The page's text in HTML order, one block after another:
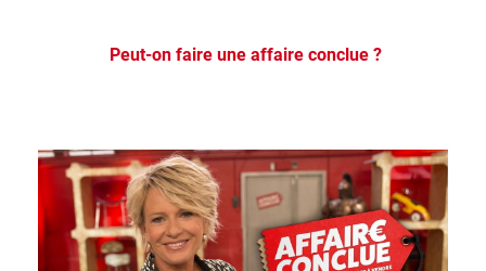
Peut-on faire une affaire conclue ?